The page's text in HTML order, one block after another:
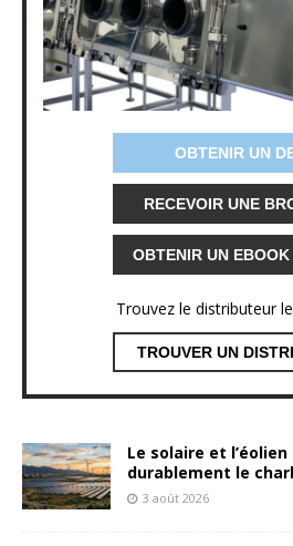
OBTENIR UN
RECEVOIR UNE
OBTENIR UN
Trouvez le distributeur
TROUVER UN
Le solaire et
durablement le
3 août 2026